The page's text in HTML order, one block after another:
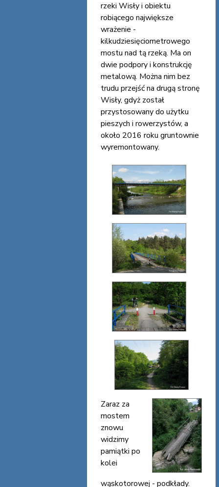
rzeki Wisły i obiektu
robiącego największe
wrażenie -
kilkudziesięciometrowego
mostu nad tą rzeką. Ma on
dwie podpory i konstrukcję
metalową. Można nim bez
trudu przejść na drugą stronę
Wisły, gdyż został
przystosowany do użytku
pieszych i rowerzystów, a
około 2016 roku gruntownie
wyremontowany.
Zaraz za
mostem
znowu
widzimy
pamiątki po
kolei
wąskotorowej - podkłady.